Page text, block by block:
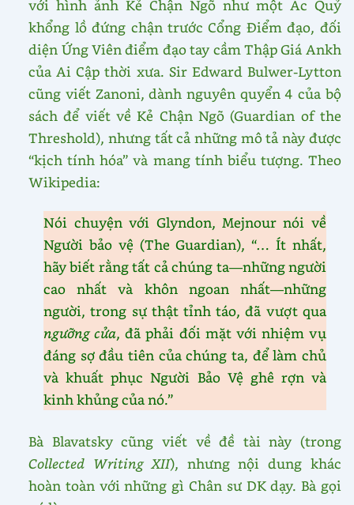
với hình ảnh Kẻ Chận Ngõ như một Ác Quỷ
khổng lồ đứng chận trước Cổng Điểm đạo, đối
diện Ứng Viên điểm đạo tay cầm Thập Giá Ankh
của Ai Cập thời xưa. Sir Edward Bulwer-Lytton
cũng viết Zanoni, dành nguyên quyển 4 của bộ
sách để viết về Kẻ Chận Ngõ (Guardian of the
Threshold), nhưng tất cả những mô tả này được
“kịch tính hóa” và mang tính biểu tượng. Theo
Wikipedia:
Nói chuyện với Glyndon, Mejnour nói về
Người bảo vệ (The Guardian), “… Ít nhất,
hãy biết rằng tất cả chúng ta—những người
cao nhất và khôn ngoan nhất—những
người, trong sự thật tỉnh táo, đã vượt qua
ngưỡng cửa, đã phải đối mặt với nhiệm vụ
đáng sợ đầu tiên của chúng ta, để làm chủ
và khuất phục Người Bảo Vệ ghê rợn và
kinh khủng của nó.”
Bà Blavatsky cũng viết về đề tài này (trong
Collected Writing XII), nhưng nội dung khác
hoàn toàn với những gì Chân sư DK dạy. Bà gọi